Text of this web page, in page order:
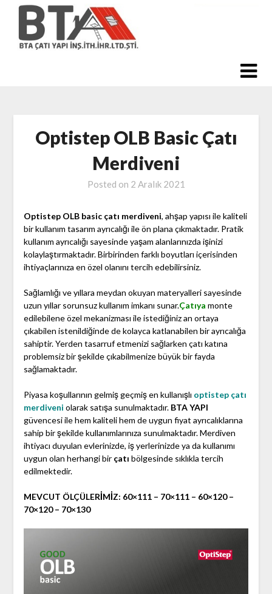
content
Optistep OLB Basic Çatı
Merdiveni
Posted on 2 Aralık 2021
Optistep OLB basic çatı merdiveni, ahşap yapısı ile kaliteli
bir kullanım tasarım ayrıcalığı ile ön plana çıkmaktadır. Pratik
kullanım ayrıcalığı sayesinde yaşam alanlarınızda işinizi
kolaylaştırmaktadır. Birbirinden farklı boyutları içerisinden
ihtiyaçlarınıza en özel olanını tercih edebilirsiniz.
Sağlamlığı ve yıllara meydan okuyan materyalleri sayesinde
uzun yıllar sorunsuz kullanım imkanı sunar.Çatıya monte
edilebilene özel mekanizması ile istediğiniz an ortaya
çıkabilen istenildiğinde de kolayca katlanabilen bir ayrıcalığa
sahiptir. Yerden tasarruf etmenizi sağlarken çatı katına
problemsiz bir şekilde çıkabilmenize büyük bir fayda
sağlamaktadır.
Piyasa koşullarının gelmiş geçmiş en kullanışlı optistep çatı
merdiveni olarak satışa sunulmaktadır. BTA YAPI
güvencesi ile hem kaliteli hem de uygun fiyat ayrıcalıklarına
sahip bir şekilde kullanımlarınıza sunulmaktadır. Merdiven
ihtiyacı duyulan evlerinizde, iş yerlerinizde ya da kullanımı
uygun olan herhangi bir çatı bölgesinde sıklıkla tercih
edilmektedir.
MEVCUT ÖLÇÜLERİMİZ: 60×111 – 70×111 – 60×120 –
70×120 – 70×130